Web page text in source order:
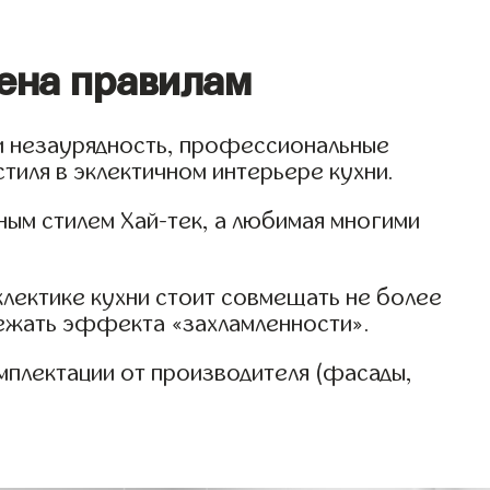
правилам
профессиональные
в эклектичном интерьере кухни.
стилем Хай-тек, а любимая многими
кухни стоит совмещать не более
эффекта «захламленности».
от производителя (фасады,